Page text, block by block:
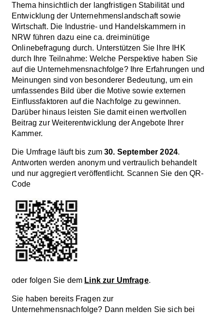
Thema hinsichtlich der langfristigen Stabilität und
Entwicklung der Unternehmenslandschaft sowie
Wirtschaft. Die Industrie- und Handelskammern in
NRW führen dazu eine ca. dreiminütige
Onlinebefragung durch. Unterstützen Sie Ihre IHK
durch Ihre Teilnahme: Welche Perspektive haben Sie
auf die Unternehmensnachfolge? Ihre Erfahrungen und
Meinungen sind von besonderer Bedeutung, um ein
umfassendes Bild über die Motive sowie externen
Einflussfaktoren auf die Nachfolge zu gewinnen.
Darüber hinaus leisten Sie damit einen wertvollen
Beitrag zur Weiterentwicklung der Angebote Ihrer
Kammer.
Die Umfrage läuft bis zum30. September 2024.
Antworten werden anonym und vertraulich behandelt
und nur aggregiert veröffentlicht. Scannen Sie den QR-
Code
oder folgen Sie dem Link zur Umfrage.
Sie haben bereits Fragen zur
Unternehmensnachfolge? Dann melden Sie sich bei